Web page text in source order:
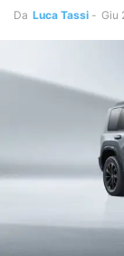
Da Luca Tassi - Giu